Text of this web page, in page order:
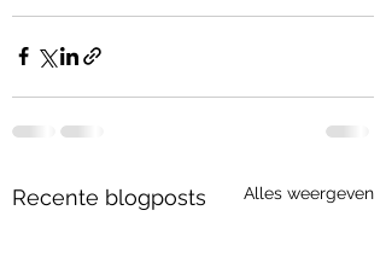
Recente blogposts Alles weergeven